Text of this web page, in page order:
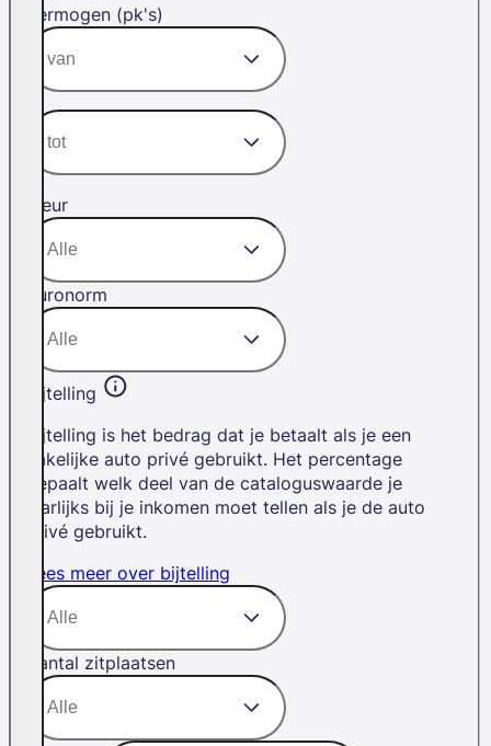
Vermogen (pk's)
Kleur
Euronorm
Bijtelling
Bijtelling is het bedrag dat je betaalt als je een
zakelijke auto privé gebruikt. Het percentage
bepaalt welk deel van de cataloguswaarde je
jaarlijks bij je inkomen moet tellen als je de auto
privé gebruikt.
Lees meer over bijtelling
Aantal zitplaatsen